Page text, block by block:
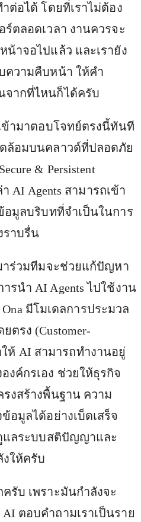
ต่อได้ โดยที่เราไม่ต้อง
ตลอดเวลา งานควรจะ
น้าจอไปแล้ว และเรายัง
ความคืบหน้า ให้คำ
จากที่ไหนก็ได้ครับ
ข้ามาตอบโจทย์ตรงนี้ทันที
ล้อมบนคลาวด์ที่ปลอดภัย
& Persistent
AI Agents สามารถเข้า
อมูลบริบทที่จำเป็นในการ
ราบรื่น
าร่วมทีมจะช่วยแก้ปัญหา
รนำ AI Agents ไปใช้งาน
Ona มีโมเดลการประมวล
ตรง (Customer-
ให้ AI สามารถทำงานอยู่
งค์กรเอง ช่วยให้ธุรกิจ
งสร้างพื้นฐาน ความ
อมูลได้อย่างเบ็ดเสร็จ
แลระบบสติปัญญาและ
งให้ครับ
รับ เพราะมันกำลังจะ
ตอบคำถามเราเป็นราย